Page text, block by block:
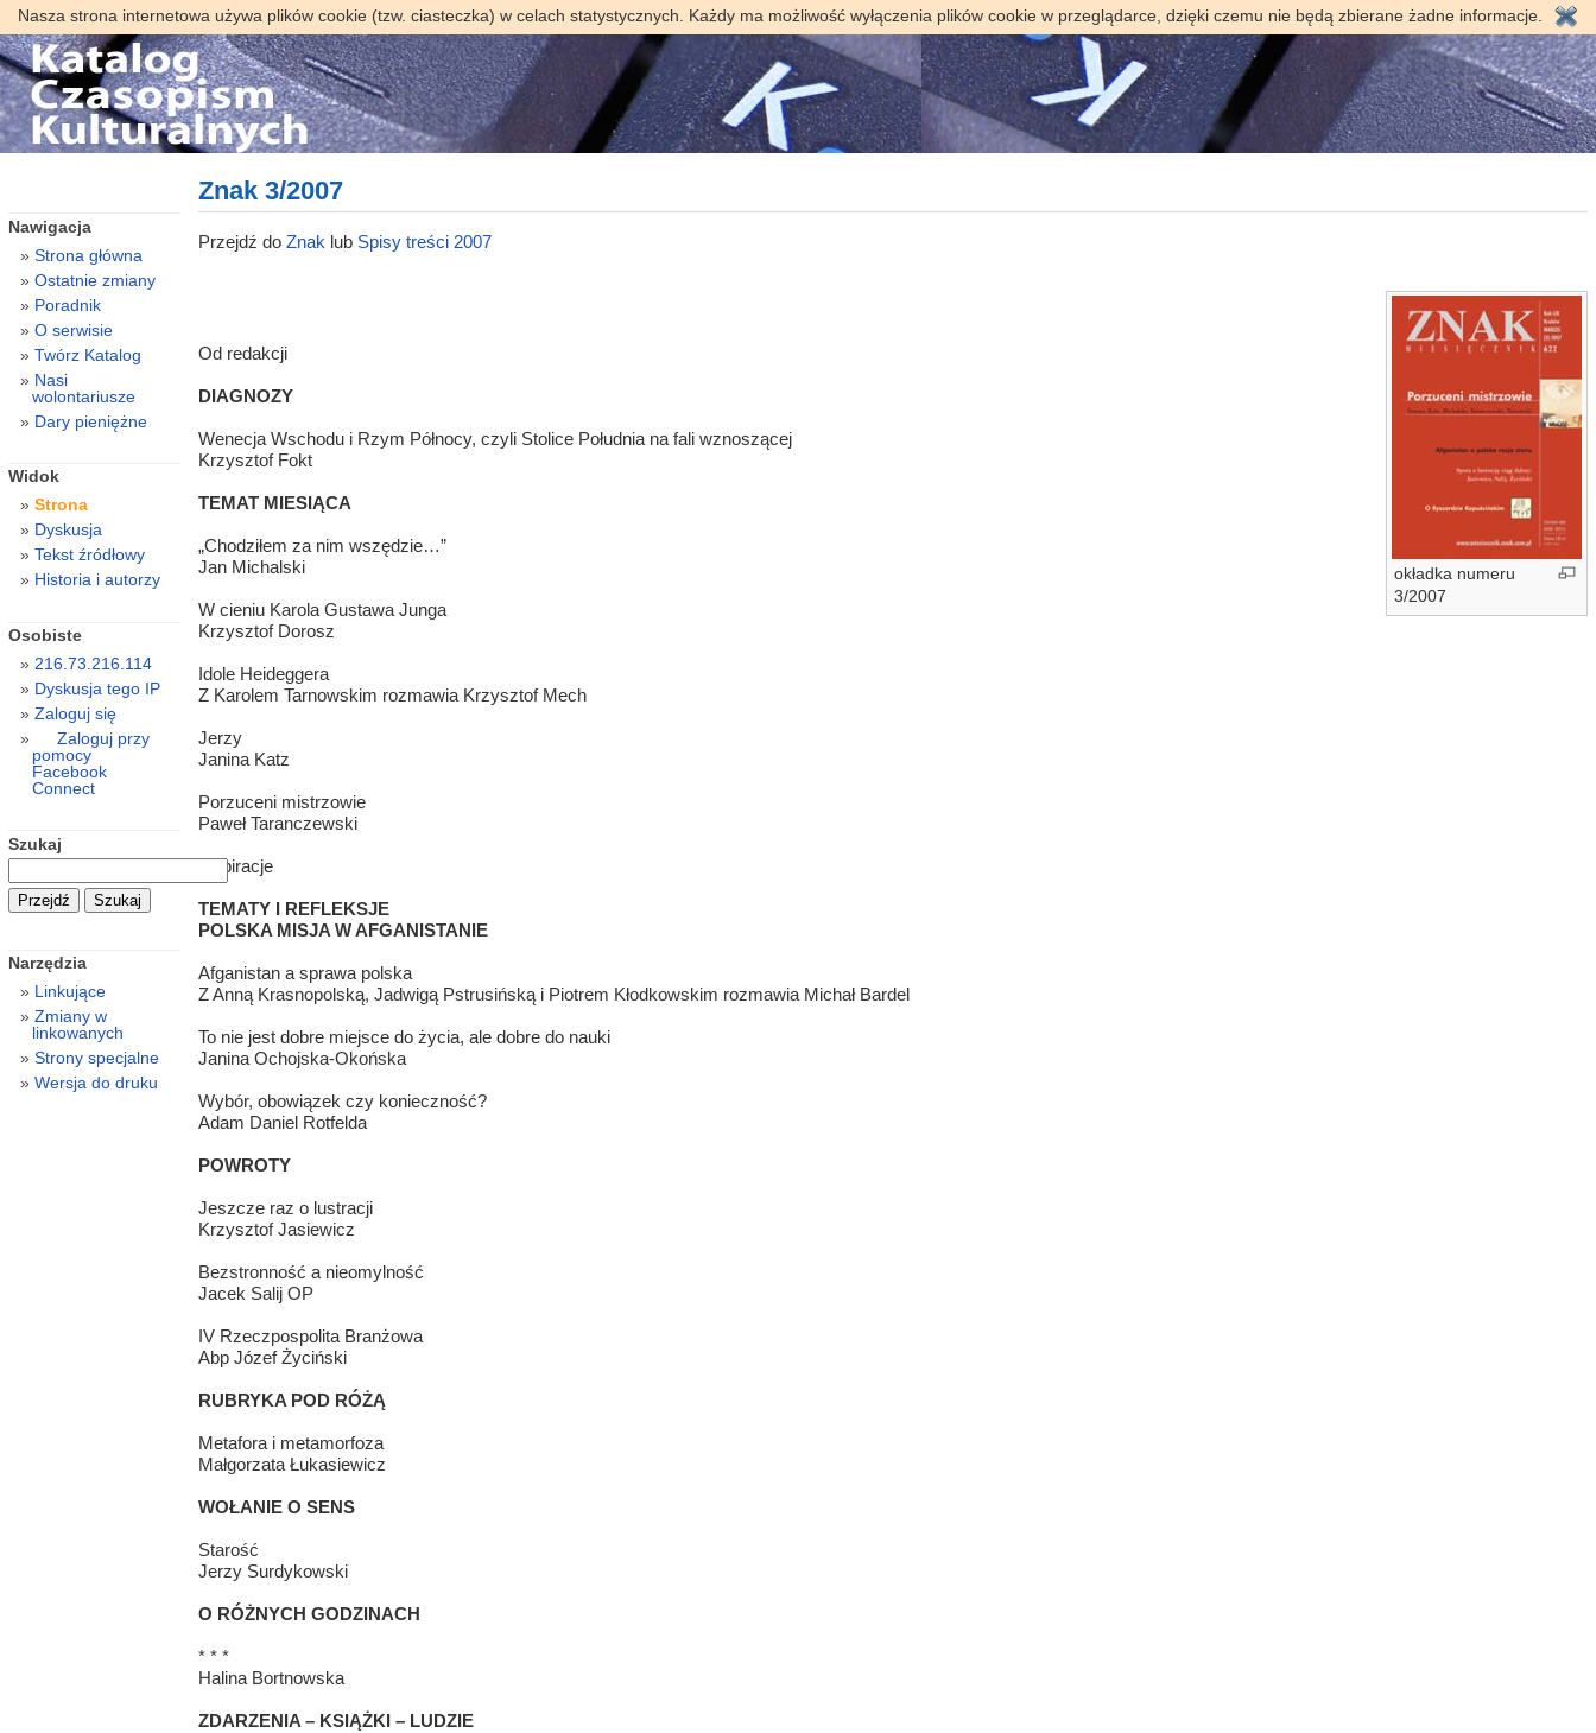
Nasza strona internetowa używa plików cookie (tzw. ciasteczka) w celach statystycznych. Każdy ma możliwość wyłączenia plików cookie w przeglądarce, dzięki czemu nie będą zbierane żadne informacje.
Znak 3/2007
Przejdź do Znak lub Spisy treści 2007
okładka numeru
3/2007
Od redakcji
DIAGNOZY
Wenecja Wschodu i Rzym Północy, czyli Stolice Południa na fali wznoszącej
Krzysztof Fokt
TEMAT MIESIĄCA
„Chodziłem za nim wszędzie…”
Jan Michalski
W cieniu Karola Gustawa Junga
Krzysztof Dorosz
Idole Heideggera
Z Karolem Tarnowskim rozmawia Krzysztof Mech
Jerzy
Janina Katz
Porzuceni mistrzowie
Paweł Taranczewski
Inspiracje
TEMATY I REFLEKSJE
POLSKA MISJA W AFGANISTANIE
Afganistan a sprawa polska
Z Anną Krasnopolską, Jadwigą Pstrusińską i Piotrem Kłodkowskim rozmawia Michał Bardel
To nie jest dobre miejsce do życia, ale dobre do nauki
Janina Ochojska-Okońska
Wybór, obowiązek czy konieczność?
Adam Daniel Rotfelda
POWROTY
Jeszcze raz o lustracji
Krzysztof Jasiewicz
Bezstronność a nieomylność
Jacek Salij OP
IV Rzeczpospolita Branżowa
Abp Józef Życiński
RUBRYKA POD RÓŻĄ
Metafora i metamorfoza
Małgorzata Łukasiewicz
WOŁANIE O SENS
Starość
Jerzy Surdykowski
O RÓŻNYCH GODZINACH
* * *
Halina Bortnowska
ZDARZENIA – KSIĄŻKI – LUDZIE
Nawigacja
Strona główna
Ostatnie zmiany
Poradnik
O serwisie
Twórz Katalog
Nasi
wolontariusze
Dary pieniężne
Widok
Strona
Dyskusja
Tekst źródłowy
Historia i autorzy
Osobiste
216.73.216.114
Dyskusja tego IP
Zaloguj się
Zaloguj przy
pomocy
Facebook
Connect
Szukaj
Narzędzia
Linkujące
Zmiany w
linkowanych
Strony specjalne
Wersja do druku